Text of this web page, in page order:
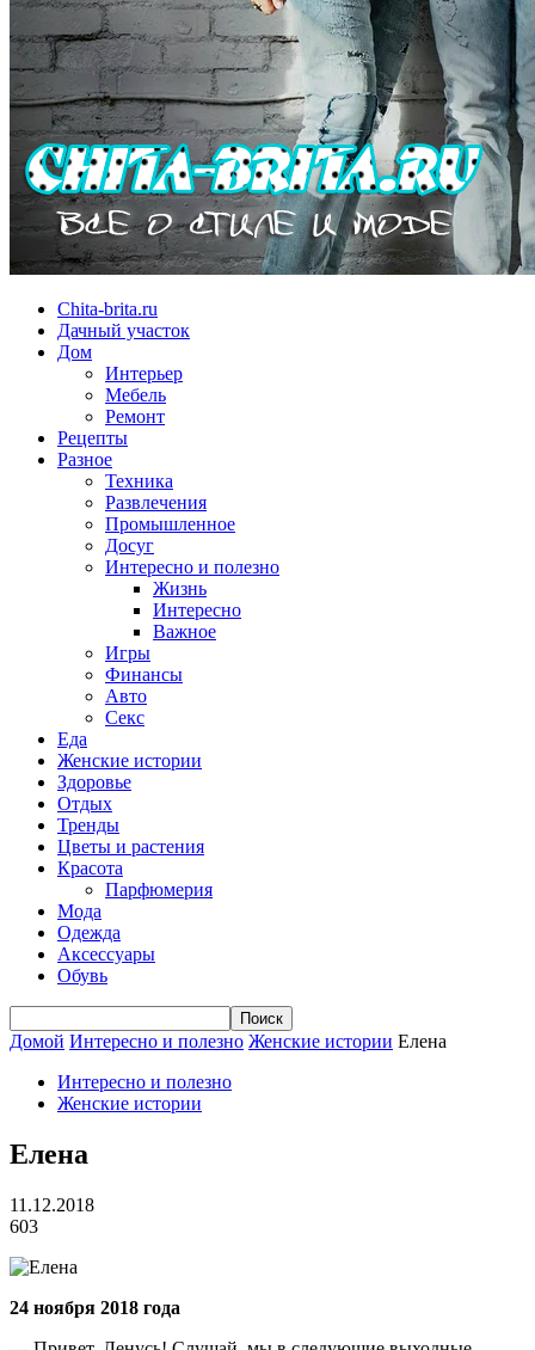
Chita-brita.ru
Дачный участок
Дом
Интерьер
Мебель
Ремонт
Рецепты
Разное
Техника
Развлечения
Промышленное
Досуг
Интересно и полезно
Жизнь
Интересно
Важное
Игры
Финансы
Авто
Секс
Еда
Женские истории
Здоровье
Отдых
Тренды
Цветы и растения
Красота
Парфюмерия
Мода
Одежда
Аксессуары
Обувь
Домой Интересно и полезно Женские истории Елена
Интересно и полезно
Женские истории
Елена
11.12.2018
603
24 ноября 2018 года